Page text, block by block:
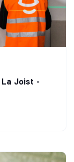
Joist -